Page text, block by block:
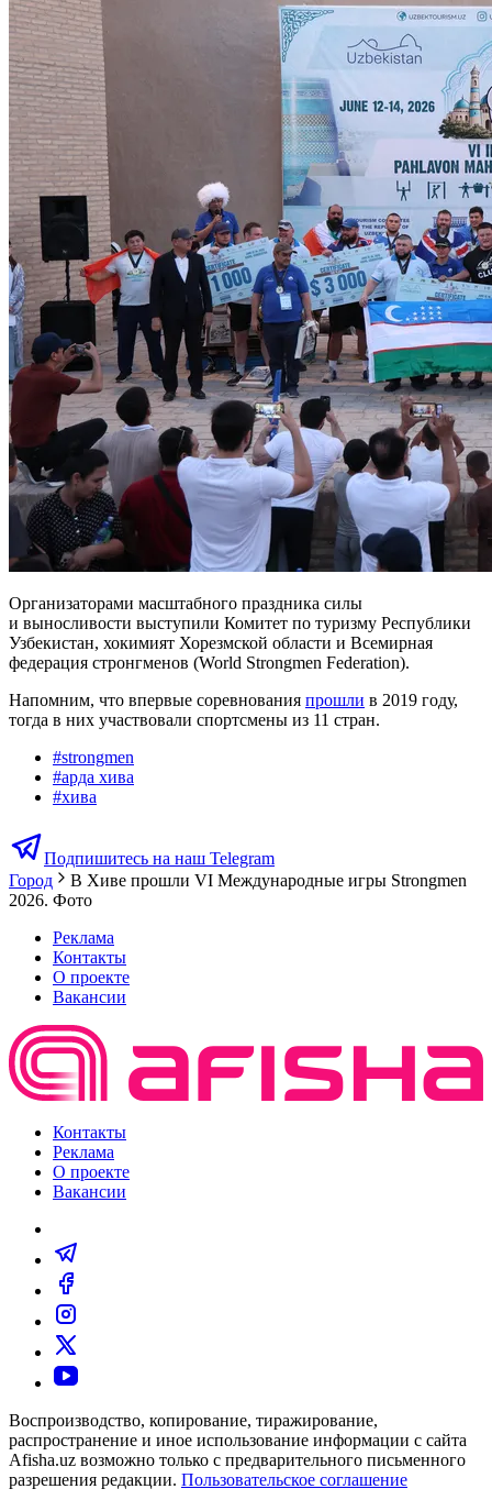
Организаторами масштабного праздника силы
и выносливости выступили Комитет по туризму Республики
Узбекистан, хокимият Хорезмской области и Всемирная
федерация стронгменов (World Strongmen Federation).
Напомним, что впервые соревнования прошли в 2019 году,
тогда в них участвовали спортсмены из 11 стран.
#strongmen
#арда хива
#хива
Подпишитесь на наш Telegram
Город
В Хиве прошли VI Международные игры Strongmen
2026. Фото
Реклама
Контакты
О проекте
Вакансии
Контакты
Реклама
О проекте
Вакансии
Воспроизводство, копирование, тиражирование,
распространение и иное использование информации с сайта
Afisha.uz возможно только с предварительного письменного
разрешения редакции. Пользовательское соглашение